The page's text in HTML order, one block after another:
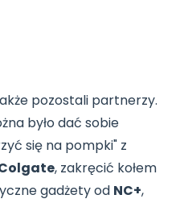
pozostali partnerzy.
było dać sobie
się na pompki" z
, zakręcić kołem
gadżety od NC+,